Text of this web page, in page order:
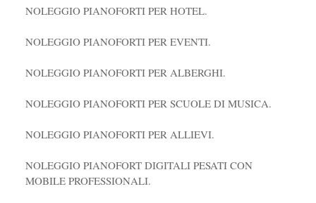
NOLEGGIO PIANOFORTI PER HOTEL.
NOLEGGIO PIANOFORTI PER EVENTI.
NOLEGGIO PIANOFORTI PER ALBERGHI.
NOLEGGIO PIANOFORTI PER SCUOLE DI MUSICA.
NOLEGGIO PIANOFORTI PER ALLIEVI.
NOLEGGIO PIANOFORT DIGITALI PESATI CON
MOBILE PROFESSIONALI.